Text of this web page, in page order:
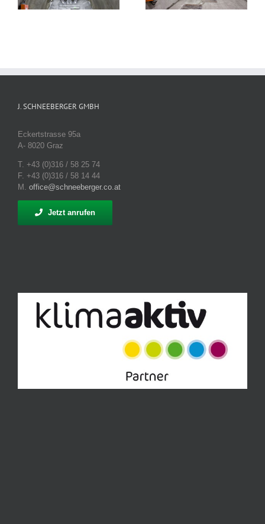
J. SCHNEEBERGER GMBH
Eckertstrasse 95a
A- 8020 Graz
T. +43 (0)316 / 58 25 74
F. +43 (0)316 / 58 14 44
M. office@schneeberger.co.at
Jetzt anrufen